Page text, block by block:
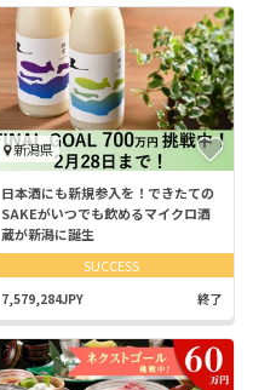
新潟県
日本酒にも新規参入を！できたての
SAKEがいつでも飲めるマイクロ酒
蔵が新潟に誕生
SUCCESS
7,579,284JPY 終了